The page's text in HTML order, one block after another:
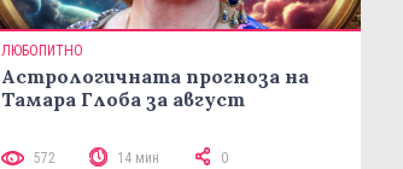
ЛЮБОПИТНО
Астрологичната прогноза на
Тамара Глоба за август
572 14 мин 0